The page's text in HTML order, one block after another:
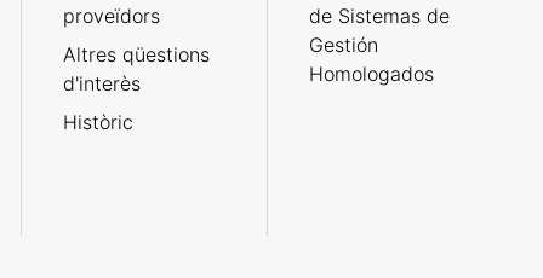
proveïdors
Altres qüestions
d'interès
Històric
de Sistemas de
Gestión
Homologados